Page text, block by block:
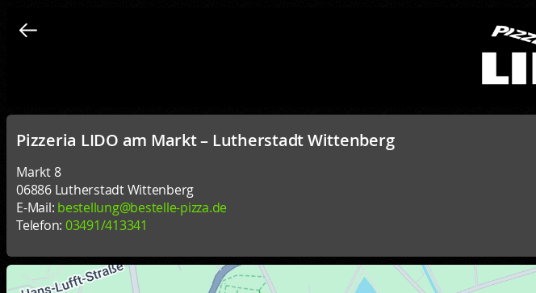
Pizzeria LIDO am Markt – Lutherstadt Wittenberg
Markt 8
06886 Lutherstadt Wittenberg
E-Mail: bestellung@bestelle-pizza.de
Telefon: 03491/413341